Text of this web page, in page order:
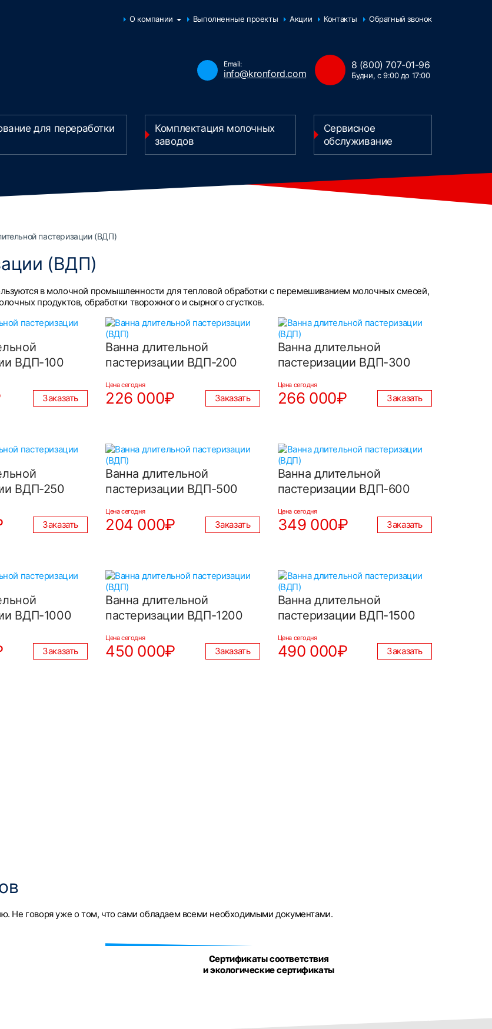
О компании Выполненные проекты Акции Контакты Обратный звонок
Email:
info@kronford.com
8 (800) 707-01-96
Будни, с 9:00 до 17:00
для переработки
Комплектация молочных
заводов
Сервисное
обслуживание
пастеризации (ВДП)
(ВДП)
в молочной промышленности для тепловой обработки с перемешиванием молочных смесей,
продуктов, обработки творожного и сырного сгустков.
ВДП-100
Заказать
Ванна длительной
пастеризации ВДП-200
Цена сегодня
226 000₽ Заказать
Ванна длительной
пастеризации ВДП-300
Цена сегодня
266 000₽ Заказать
ВДП-250
Заказать
Ванна длительной
пастеризации ВДП-500
Цена сегодня
204 000₽ Заказать
Ванна длительной
пастеризации ВДП-600
Цена сегодня
349 000₽ Заказать
ВДП-1000
Заказать
Ванна длительной
пастеризации ВДП-1200
Цена сегодня
450 000₽ Заказать
Ванна длительной
пастеризации ВДП-1500
Цена сегодня
490 000₽ Заказать
Не говоря уже о том, что сами обладаем всеми необходимыми документами.
Сертификаты соответствия
и экологические сертификаты